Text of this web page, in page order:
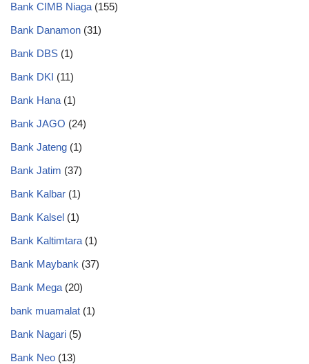
Bank CIMB Niaga (155)
Bank Danamon (31)
Bank DBS (1)
Bank DKI (11)
Bank Hana (1)
Bank JAGO (24)
Bank Jateng (1)
Bank Jatim (37)
Bank Kalbar (1)
Bank Kalsel (1)
Bank Kaltimtara (1)
Bank Maybank (37)
Bank Mega (20)
bank muamalat (1)
Bank Nagari (5)
Bank Neo (13)